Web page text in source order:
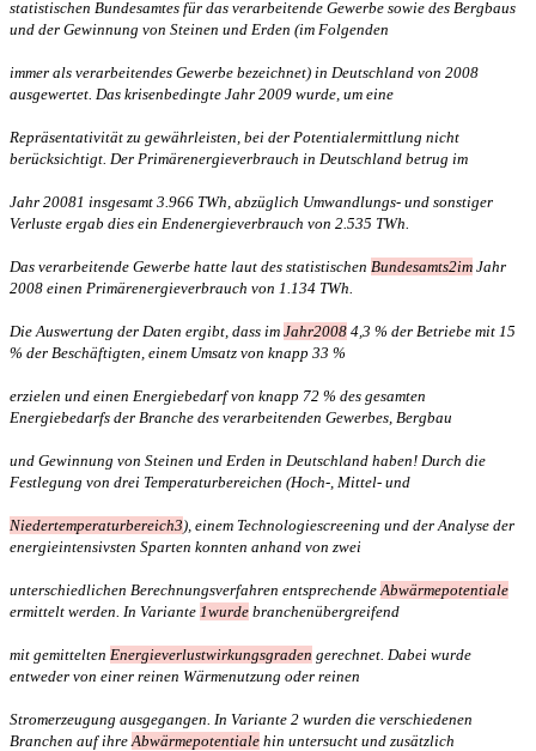
statistischen Bundesamtes für das verarbeitende Gewerbe sowie des Bergbaus
und der Gewinnung von Steinen und Erden (im Folgenden
immer als verarbeitendes Gewerbe bezeichnet) in Deutschland von 2008
ausgewertet. Das krisenbedingte Jahr 2009 wurde, um eine
Repräsentativität zu gewährleisten, bei der Potentialermittlung nicht
berücksichtigt. Der Primärenergieverbrauch in Deutschland betrug im
Jahr 20081 insgesamt 3.966 TWh, abzüglich Umwandlungs- und sonstiger
Verluste ergab dies ein Endenergieverbrauch von 2.535 TWh.
Das verarbeitende Gewerbe hatte laut des statistischen Bundesamts2im Jahr
2008 einen Primärenergieverbrauch von 1.134 TWh.
Die Auswertung der Daten ergibt, dass im Jahr2008 4,3 % der Betriebe mit 15
% der Beschäftigten, einem Umsatz von knapp 33 %
erzielen und einen Energiebedarf von knapp 72 % des gesamten
Energiebedarfs der Branche des verarbeitenden Gewerbes, Bergbau
und Gewinnung von Steinen und Erden in Deutschland haben! Durch die
Festlegung von drei Temperaturbereichen (Hoch-, Mittel- und
Niedertemperaturbereich3), einem Technologiescreening und der Analyse der
energieintensivsten Sparten konnten anhand von zwei
unterschiedlichen Berechnungsverfahren entsprechende Abwärmepotentiale
ermittelt werden. In Variante 1wurde branchenübergreifend
mit gemittelten Energieverlustwirkungsgraden gerechnet. Dabei wurde
entweder von einer reinen Wärmenutzung oder reinen
Stromerzeugung ausgegangen. In Variante 2 wurden die verschiedenen
Branchen auf ihre Abwärmepotentiale hin untersucht und zusätzlich